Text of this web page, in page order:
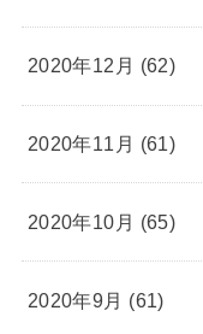
2020年12月 (62)
2020年11月 (61)
2020年10月 (65)
2020年9月 (61)